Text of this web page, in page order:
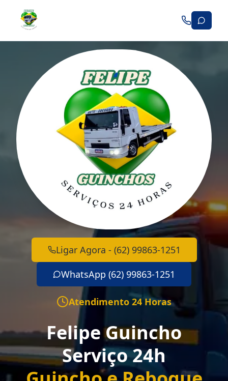
Ligar Agora - (62) 99863-1251
WhatsApp (62) 99863-1251
Atendimento 24 Horas
Felipe Guincho
Serviço 24h